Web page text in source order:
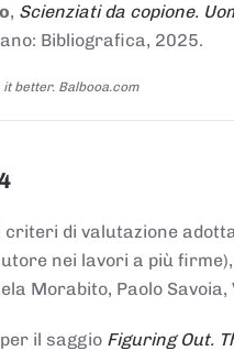
, Scienziati da copione.
Bibliografica, 2025.
better. Balbooa.com
criteri di valutazione
nei lavori a più
Morabito, Paolo
per il saggio Figuring Out.